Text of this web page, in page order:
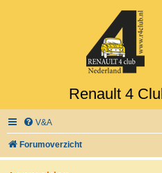
Renault 4
V&A
Forumoverzicht